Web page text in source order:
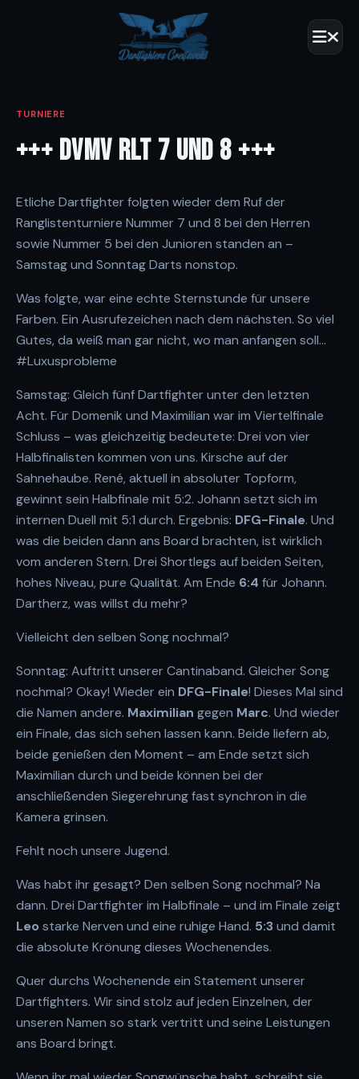
TURNIERE
+++ DVMV RLT 7 UND 8 +++
Etliche Dartfighter folgten wieder dem Ruf der
Ranglistenturniere Nummer 7 und 8 bei den Herren
sowie Nummer 5 bei den Junioren standen an –
Samstag und Sonntag Darts nonstop.
Was folgte, war eine echte Sternstunde für unsere
Farben. Ein Ausrufezeichen nach dem nächsten. So viel
Gutes, da weiß man gar nicht, wo man anfangen soll…
#Luxusprobleme
Samstag: Gleich fünf Dartfighter unter den letzten
Acht. Für Domenik und Maximilian war im Viertelfinale
Schluss – was gleichzeitig bedeutete: Drei von vier
Halbfinalisten kommen von uns. Kirsche auf der
Sahnehaube. René, aktuell in absoluter Topform,
gewinnt sein Halbfinale mit 5:2. Johann setzt sich im
internen Duell mit 5:1 durch. Ergebnis: DFG-Finale. Und
was die beiden dann ans Board brachten, ist wirklich
vom anderen Stern. Drei Shortlegs auf beiden Seiten,
hohes Niveau, pure Qualität. Am Ende 6:4 für Johann.
Dartherz, was willst du mehr?
Vielleicht den selben Song nochmal?
Sonntag: Auftritt unserer Cantinaband. Gleicher Song
nochmal? Okay! Wieder ein DFG-Finale! Dieses Mal sind
die Namen andere. Maximilian gegen Marc. Und wieder
ein Finale, das sich sehen lassen kann. Beide liefern ab,
beide genießen den Moment – am Ende setzt sich
Maximilian durch und beide können bei der
anschließenden Siegerehrung fast synchron in die
Kamera grinsen.
Fehlt noch unsere Jugend.
Was habt ihr gesagt? Den selben Song nochmal? Na
dann. Drei Dartfighter im Halbfinale – und im Finale zeigt
Leo starke Nerven und eine ruhige Hand. 5:3und damit
die absolute Krönung dieses Wochenendes.
Quer durchs Wochenende ein Statement unserer
Dartfighters. Wir sind stolz auf jeden Einzelnen, der
unseren Namen so stark vertritt und seine Leistungen
ans Board bringt.